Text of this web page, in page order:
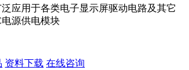
泛应用于各类电子显示屏驱动电路及其它
源供电模块
资料下载 在线咨询